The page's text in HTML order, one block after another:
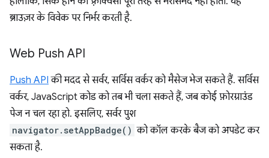
ब्राउज़र के विवेक पर निर्भर करती है.
Web Push API
Push API की मदद से सर्वर, सर्विस वर्कर को मैसेज भेज सकते हैं. सर्विस
वर्कर, JavaScript कोड को तब भी चला सकते हैं, जब कोई फ़ोरग्राउंड
पेज न चल रहा हो. इसलिए, सर्वर पुश
navigator.setAppBadge() को कॉल करके बैज को अपडेट कर
सकता है.